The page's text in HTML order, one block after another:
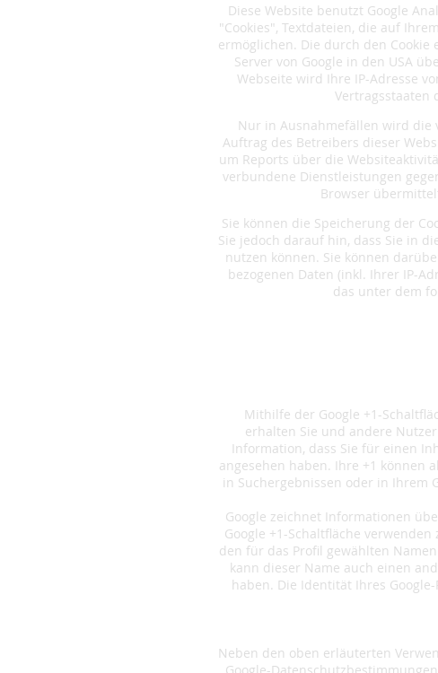
Diese Website benutzt Google
"Cookies", Textdateien, die auf
ermöglichen. Die durch den
Server von Google in den USA
Webseite wird Ihre IP-Adresse
Vertragsstaaten
Nur in Ausnahmefällen wird die
Auftrag des Betreibers dieser
um Reports über die
verbundene Dienstleistungen
Browser
Sie können die Speicherung der
Sie jedoch darauf hin, dass Sie in
nutzen können. Sie können
bezogenen Daten (inkl. Ihrer IP-
das unter dem
Mithilfe der Google +1-
erhalten Sie und andere
Information, dass Sie für einen
angesehen haben. Ihre +1 können
in Suchergebnissen oder in Ihrem
Google zeichnet Informationen
Google +1-Schaltfläche
den für das Profil gewählten
kann dieser Name auch einen
haben. Die Identität Ihres
Neben den oben erläuterten